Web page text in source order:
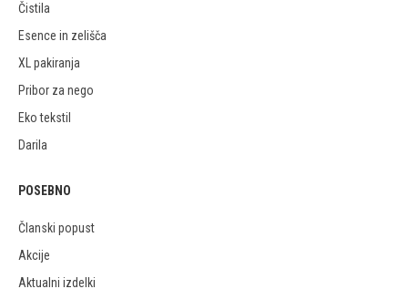
Čistila
Esence in zelišča
XL pakiranja
Pribor za nego
Eko tekstil
Darila
POSEBNO
Članski popust
Akcije
Aktualni izdelki